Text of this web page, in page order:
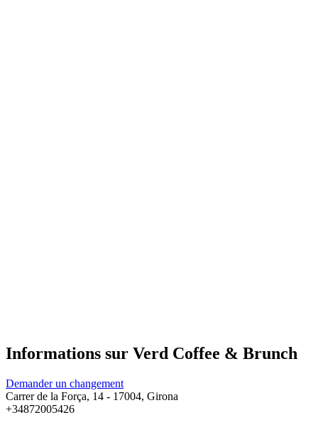
Informations sur Verd Coffee & Brunch
Demander un changement
Carrer de la Força, 14 - 17004, Girona
+34872005426